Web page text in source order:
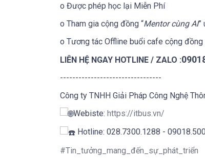
o Được phép học lại Miễn Phí
o Tham gia cộng đồng “Mentor cùng AI”
o Tương tác Offline buổi cafe cộng
LIÊN HỆ NGAY HOTLINE / ZALO :
---------------------------------
Công ty TNHH Giải Pháp Công Nghệ
Webiste: https://itbus.vn/
Hotline: 028.7300.1288 -
#Tin_tưởng_mang_đến_sự_phát_triển